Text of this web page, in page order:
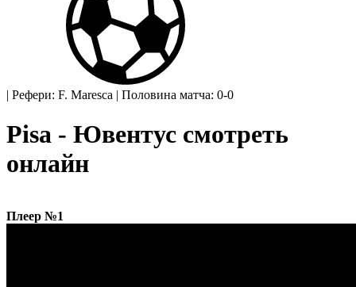
| Рефери: F. Maresca | Половина матча: 0-0
Pisa - Ювентус смотреть
онлайн
Плеер №1